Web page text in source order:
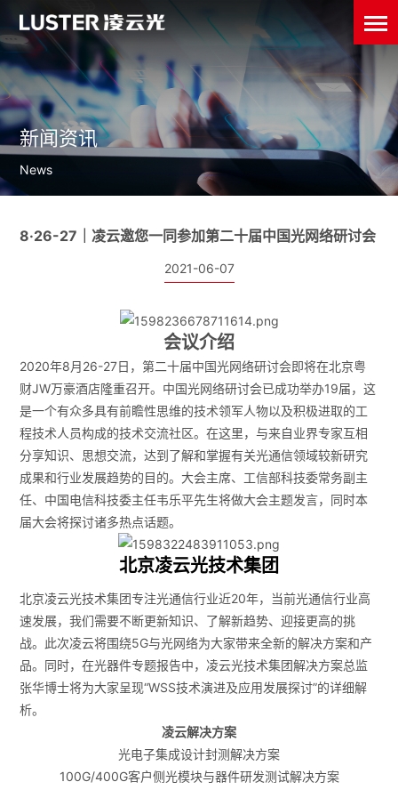
新闻资讯
News
8·26-27｜凌云邀您一同参加第二十届中国光网络研讨会
2021-06-07
会议介绍
2020年8月26-27日，第二十届中国光网络研讨会即将在北京粤
财JW万豪酒店隆重召开。中国光网络研讨会已成功举办19届，这
是一个有众多具有前瞻性思维的技术领军人物以及积极进取的工
程技术人员构成的技术交流社区。在这里，与来自业界专家互相
分享知识、思想交流，达到了解和掌握有关光通信领域较新研究
成果和行业发展趋势的目的。大会主席、工信部科技委常务副主
任、中国电信科技委主任韦乐平先生将做大会主题发言，同时本
届大会将探讨诸多热点话题。
北京凌云光技术集团
北京凌云光技术集团专注光通信行业近20年，当前光通信行业高
速发展，我们需要不断更新知识、了解新趋势、迎接更高的挑
战。此次凌云将围绕5G与光网络为大家带来全新的解决方案和产
品。同时，在光器件专题报告中，凌云光技术集团解决方案总监
张华博士将为大家呈现“WSS技术演进及应用发展探讨”的详细解
析。
凌云解决方案
光电子集成设计封测解决方案
100G/400G客户侧光模块与器件研发测试解决方案